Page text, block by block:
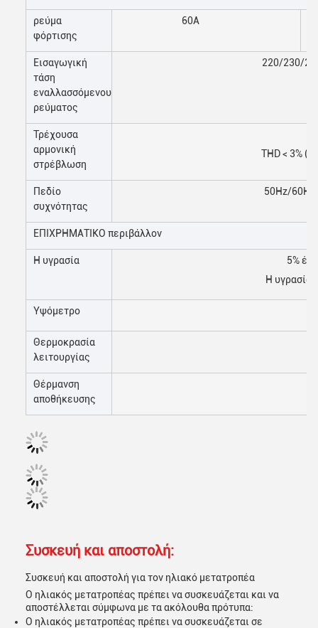
ρεύμα
φόρτισης
60A
Εισαγωγική
τάση
εναλλασσόμενου
ρεύματος
220/230/
Τρέχουσα
αρμονική
στρέβλωση
ΤHD < 3%
Πεδίο
συχνότητας
50Hz/60Hz
ΕΠΙΧΡΗΜΑΤΙΚΟ περιβάλλον
Η υγρασία
5%
Η υγρασία
Υψόμετρο
Θερμοκρασία
λειτουργίας
Θέρμανση
αποθήκευσης
Συσκευή και αποστολή:
Συσκευή και αποστολή για τον ηλιακό μετατροπέα
Ο ηλιακός μετατροπέας πρέπει να συσκευάζεται και να
αποστέλλεται σύμφωνα με τα ακόλουθα πρότυπα:
Ο ηλιακός μετατροπέας πρέπει να συσκευάζεται σε